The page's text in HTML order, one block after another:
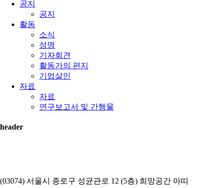
공지
공지
활동
소식
성명
기자회견
활동가의 편지
기업살인
자료
자료
연구보고서 및 간행물
header
(03074) 서울시 종로구 성균관로 12 (5층) 희망공간 아띠